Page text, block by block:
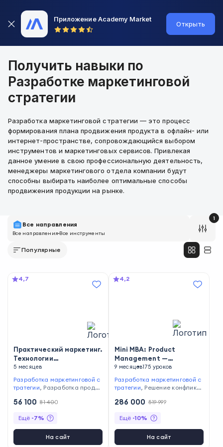
Приложение Academy Market
Открыть
Получить навыки по
Разработке маркетинговой
стратегии
Разработка маркетинговой стратегии — это процесс
формирования плана продвижения продукта в офлайн- или
интернет-пространстве, сопровождающийся выбором
инструментов и маркетинговых сервисов. Привлекая
данное умение в свою профессиональную деятельность,
менеджеры маркетингового отдела компании будут
способны выбирать наиболее оптимальные способы
продвижения продукции на рынке.
Все направления
Все направленияВсе инструменты
1
Популярные
4,7
Практический маркетинг.
Технологии
эффективного
маркетингового
продвижения
5 месяцев
Разработка маркетинговой с
тратегии, Разработка продук
56 100 81 400
Ещё -7%
На сайт
4,2
Mini МВА: Product
Management —
управление иразработка
продуктов
9 месяцев175 уроков
Разработка маркетинговой с
тратегии, Решение конфликтн
езентаций проектов
рик продукта,
е планирование,Анализ кон
Анализ целевой ау
дитории
286 000 519 999
Ещё -10%
На сайт